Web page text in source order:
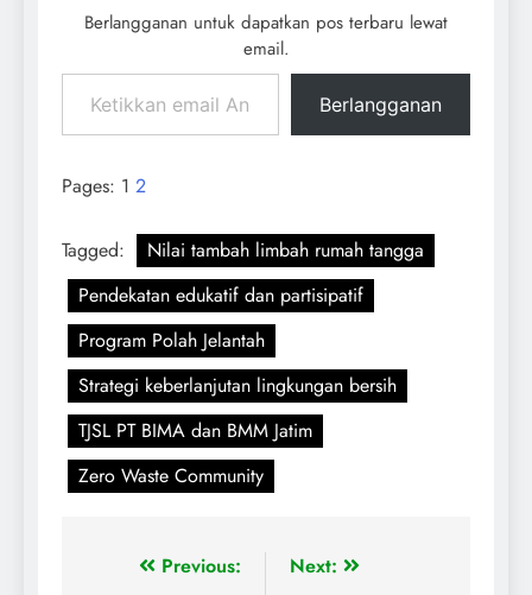
Berlangganan untuk dapatkan pos terbaru lewat
email.
Berlangganan
Pages: 1 2
Tagged:
Nilai tambah limbah rumah tangga
Pendekatan edukatif dan partisipatif
Program Polah Jelantah
Strategi keberlanjutan lingkungan bersih
TJSL PT BIMA dan BMM Jatim
Zero Waste Community
Previous:
Next: